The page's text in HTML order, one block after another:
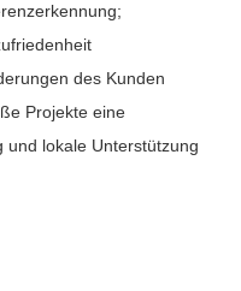
des Kunden
Projekte eine
und lokale Unterstützung